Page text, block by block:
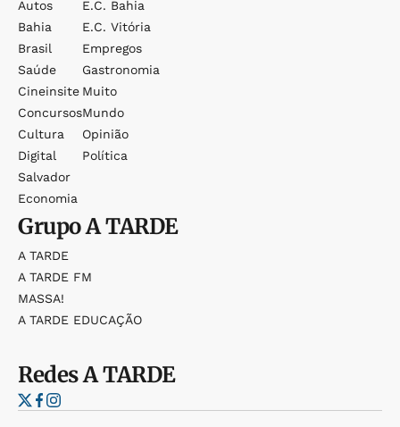
Autos
Bahia
Brasil
Saúde
Cineinsite
Concursos
Cultura
Digital
Salvador
Economia
E.c. Bahia
E.c. Vitória
Empregos
Gastronomia
Muito
Mundo
Opinião
Política
GrupoA TARDE
A TARDE
A TARDE FM
MASSA!
A TARDE EDUCAÇÃO
RedesA TARDE